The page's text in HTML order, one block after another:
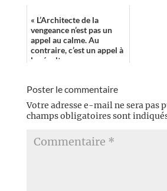
« L’Architecte de la
vengeance n’est pas un
appel au calme. Au
contraire, c’est un appel à
la révolte. »
Poster le commentaire
Votre adresse e-mail ne sera pas
champs obligatoires sont